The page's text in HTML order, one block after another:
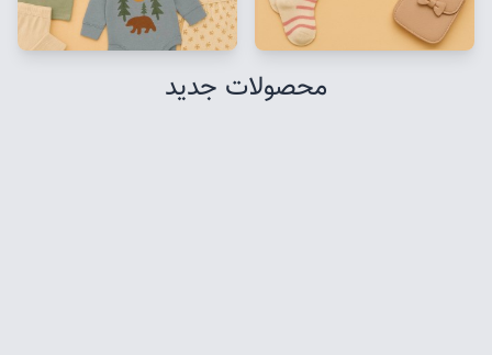
محصولات جدید